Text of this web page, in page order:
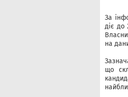
За
діє до
на
що